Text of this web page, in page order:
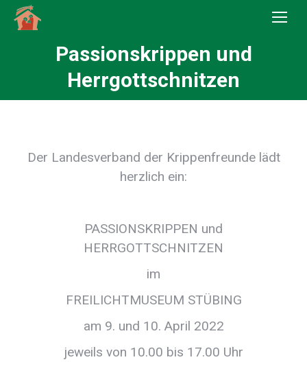
Passionskrippen und
Herrgottschnitzen
Sie befinden sich hier:
Der Landesverband der Krippenfreunde lädt
herzlich ein:
PASSIONSKRIPPEN und
HERRGOTTSCHNITZEN
im
FREILICHTMUSEUM STÜBING
am 9. und 10. April 2022
jeweils von 10.00 bis 17.00 Uhr